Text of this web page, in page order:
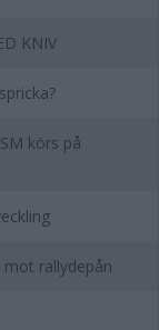
KNIV
körs på
rallydepån